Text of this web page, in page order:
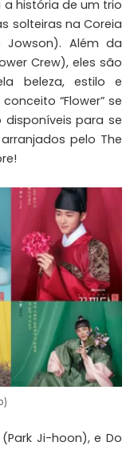
história de um trio
solteiras na Coreia
Além da
Crew), eles são
beleza, estilo e
“Flower” se
para se
pelo The
Ji-hoon), e Do